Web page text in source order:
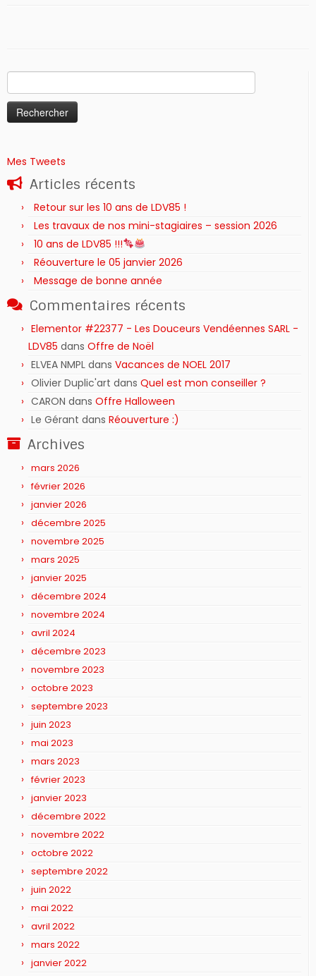
Mes Tweets
Articles récents
Retour sur les 10 ans de LDV85 !
Les travaux de nos mini-stagiaires – session 2026 ‍‍‍‍‍
10 ans de LDV85 !!!
Réouverture le 05 janvier 2026
Message de bonne année
Commentaires récents
Elementor #22377 - Les Douceurs Vendéennes SARL -
LDV85 dans Offre de Noël
ELVEA NMPL dans Vacances de NOEL 2017
Olivier Duplic'art dans Quel est mon conseiller ?
CARON dans Offre Halloween
Le Gérant dans Réouverture :)
Archives
mars 2026
février 2026
janvier 2026
décembre 2025
novembre 2025
mars 2025
janvier 2025
décembre 2024
novembre 2024
avril 2024
décembre 2023
novembre 2023
octobre 2023
septembre 2023
juin 2023
mai 2023
mars 2023
février 2023
janvier 2023
décembre 2022
novembre 2022
octobre 2022
septembre 2022
juin 2022
mai 2022
avril 2022
mars 2022
janvier 2022